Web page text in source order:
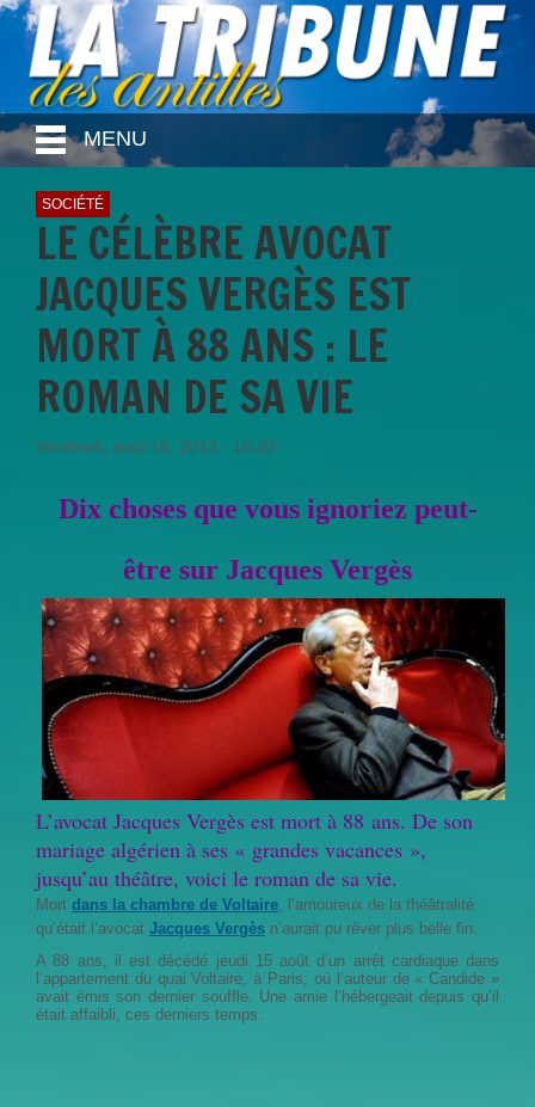
MENU
SOCIÉTÉ
LE CÉLÈBRE AVOCAT
JACQUES VERGÈS EST
MORT À 88 ANS : LE
ROMAN DE SA VIE
Vendredi, août 16, 2013 - 16:22
Dix choses que vous ignoriez peut-
être sur Jacques Vergès
L’avocat Jacques Vergès est mort à 88 ans. De son
mariage algérien à ses « grandes vacances »,
jusqu’au théâtre, voici le roman de sa vie.
Mort dans la chambre de Voltaire, l’amoureux de la théâtralité
qu’était l’avocat Jacques Vergès n’aurait pu rêver plus belle fin.
A 88 ans, il est décédé jeudi 15 août d’un arrêt cardiaque dans
l’appartement du quai Voltaire, à Paris, où l’auteur de « Candide »
avait émis son dernier souffle. Une amie l’hébergeait depuis qu’il
était affaibli, ces derniers temps.